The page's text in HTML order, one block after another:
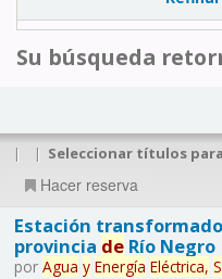
Su búsqueda
| | Seleccionar títulos
Hacer reserva
Estación
provincia deRío Negro
por Agua y Energía Eléctrica,